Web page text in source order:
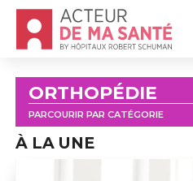
Accueil - Acteur de ma
ORTHOPÉDIE
PARCOURIR PAR CATÉGORIE
TOUT
À LA UNE